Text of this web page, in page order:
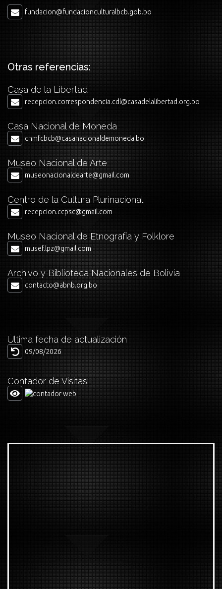
fundacion@fundacionculturalbcb.gob.bo
Otras referencias:
Casa de la Libertad
recepcion.correspondencia.cdl@casadelalibertad.org.bo
Casa Nacional de Moneda
cnmfcbcb@casanacionaldemoneda.bo
Museo Nacional de Arte
museonacionaldearte@gmail.com
Centro de la Cultura Plurinacional
recepcion.ccpsc@gmail.com
Museo Nacional de Etnografía y Folklore
musef.lpz@gmail.com
Archivo y Biblioteca Nacionales de Bolivia
contacto@abnb.org.bo
Última fecha de actualización
09/08/2026
Contador de Visitas: